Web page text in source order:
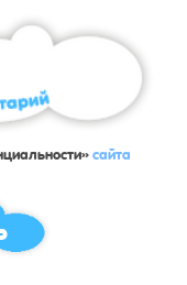
сайта